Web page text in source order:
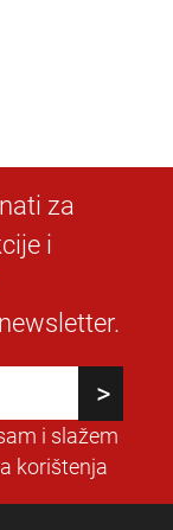
za
i
i slažem
korištenja